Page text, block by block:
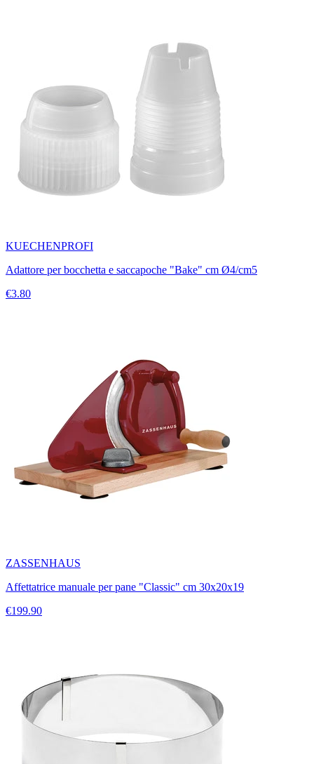
KUECHENPROFI
Adattore per bocchetta e saccapoche "Bake" cm Ø4/cm5
€3.80
ZASSENHAUS
Affettatrice manuale per pane "Classic" cm 30x20x19
€199.90